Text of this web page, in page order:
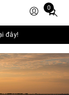
0
Total
cart:
0
đây!